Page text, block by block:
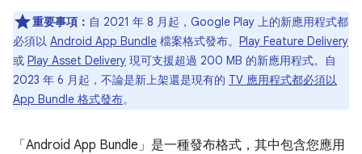
重要事項： 自 2021 年 8 月起，Google Play 上的新應用程式都
必須以 Android App Bundle 檔案格式發布。 Play Feature Delivery
或 Play Asset Delivery 現可支援超過 200 MB 的新應用程式。自
2023 年 6 月起，不論是新上架還是現有的 TV 應用程式都必須以
App Bundle 格式發布。
「Android App Bundle」 是一種發布格式，其中包含您應用